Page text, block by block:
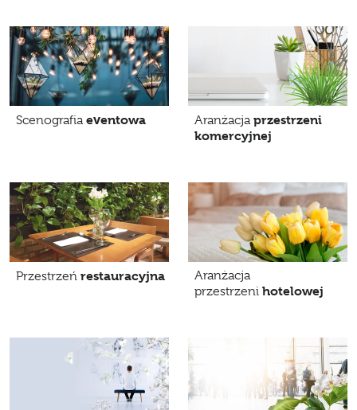
Scenografiaeventowa Aranżacjaprzestrzeni
komercyjnej
Przestrzeń restauracyjna
Aranżacja
przestrzeni hotelowej